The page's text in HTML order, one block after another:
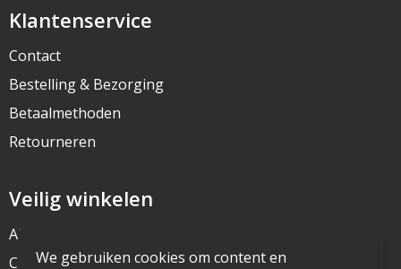
Klantenservice
Contact
Bestelling & Bezorging
Betaalmethoden
Retourneren
Veilig winkelen
Algemene voorwaarden
Cookieverklaring
We gebruiken cookies om content en